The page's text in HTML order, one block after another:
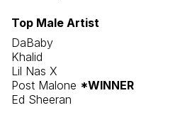
Top Male Artist
DaBaby
Khalid
Lil Nas X
Post Malone *WINNER
Ed Sheeran